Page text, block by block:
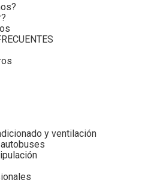
y ventilación